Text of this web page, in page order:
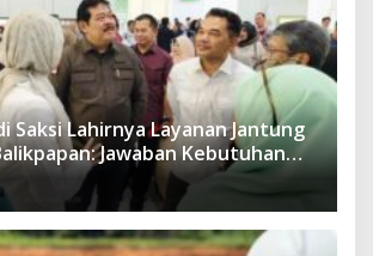
Saksi Lahirnya Layanan Jantung
Jawaban Kebutuhan